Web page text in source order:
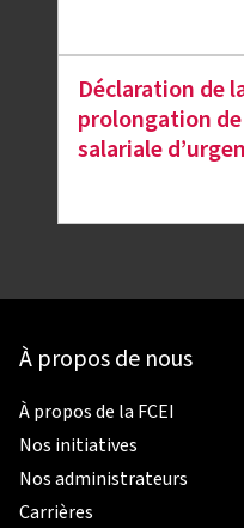
Déclaration de
prolongation
salariale
À propos de nous
À propos de la FCEI
Nos initiatives
Nos administrateurs
Carrières